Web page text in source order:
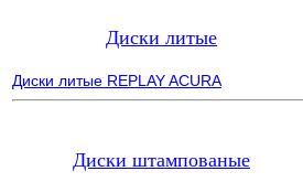
Диски литые
Диски литые REPLAY ACURA
Диски штампованые